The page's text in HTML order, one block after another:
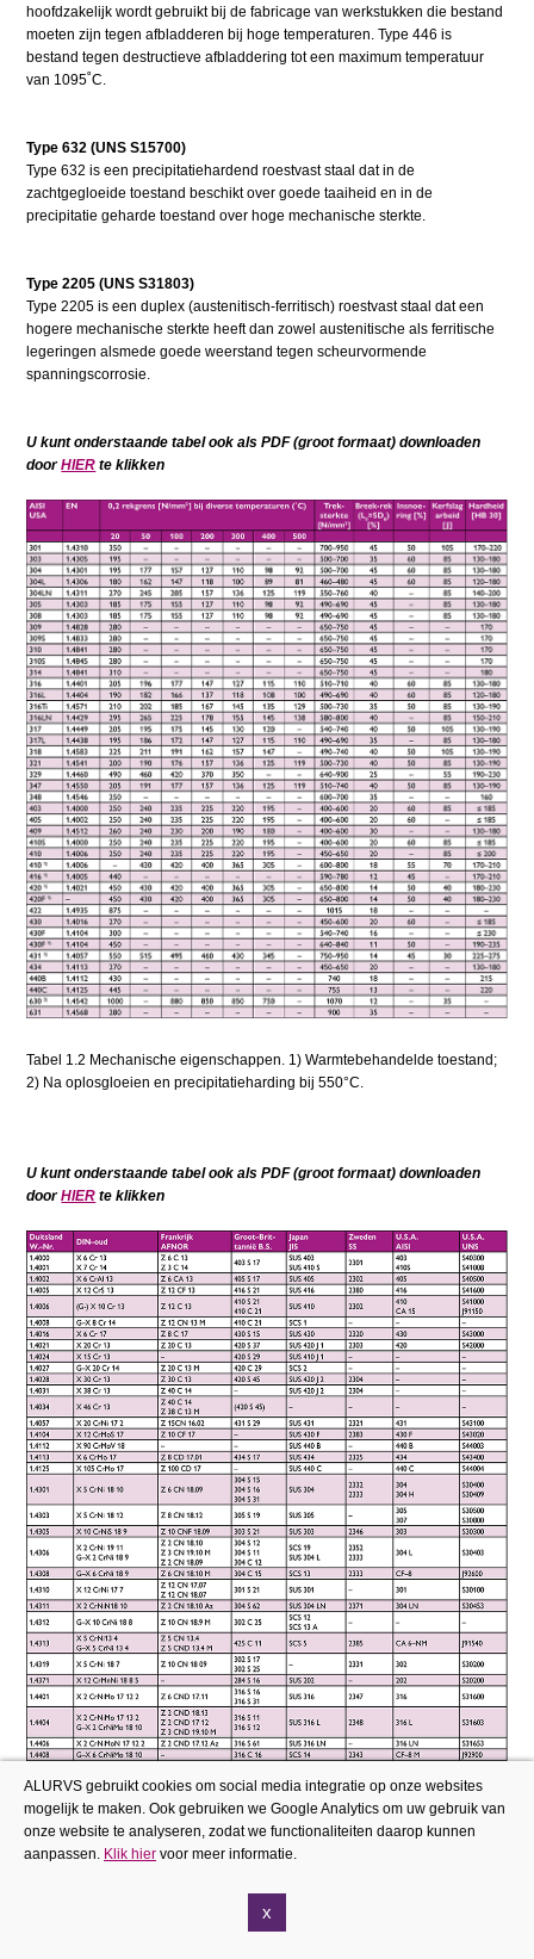
hoofdzakelijk wordt gebruikt bij de fabricage van werkstukken die bestand
moeten zijn tegen afbladderen bij hoge temperaturen. Type 446 is
bestand tegen destructieve afbladdering tot een maximum temperatuur
van 1095˚C.
Type 632 (UNS S15700)
Type 632 is een precipitatiehardend roestvast staal dat in de
zachtgegloeide toestand beschikt over goede taaiheid en in de
precipitatie geharde toestand over hoge mechanische sterkte.
Type 2205 (UNS S31803)
Type 2205 is een duplex (austenitisch-ferritisch) roestvast staal dat een
hogere mechanische sterkte heeft dan zowel austenitische als ferritische
legeringen alsmede goede weerstand tegen scheurvormende
spanningscorrosie.
U kunt onderstaande tabel ook als PDF (groot formaat) downloaden
doorHIER te klikken
Tabel 1.2 Mechanische eigenschappen. 1) Warmtebehandelde toestand;
2) Na oplosgloeien en precipitatieharding bij 550°C.
U kunt onderstaande tabel ook als PDF (groot formaat) downloaden
doorHIER te klikken
ALURVS gebruikt cookies om social media integratie op onze websites
mogelijk te maken. Ook gebruiken we Google Analytics om uw gebruik van
onze website te analyseren, zodat we functionaliteiten daarop kunnen
aanpassen. Klik hier voor meer informatie.
x